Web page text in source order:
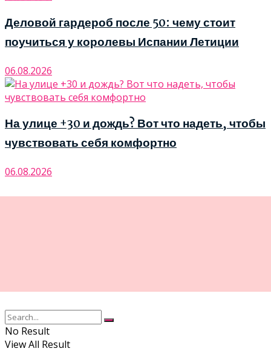
Деловой гардероб после 50: чему стоит
поучиться у королевы Испании Летиции
06.08.2026
На улице +30 и дождь? Вот что надеть, чтобы
чувствовать себя комфортно
06.08.2026
No Result
View All Result